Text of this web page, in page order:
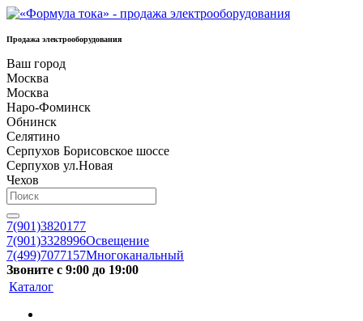
Продажа электрооборудования
Ваш город
Москва
Москва
Наро-Фоминск
Обнинск
Селятино
Серпухов Борисовское шоссе
Серпухов ул.Новая
Чехов
7(901)3820177
7(901)3328996Освещение
7(499)7077157Многоканальный
Звоните с 9:00 до 19:00
Каталог